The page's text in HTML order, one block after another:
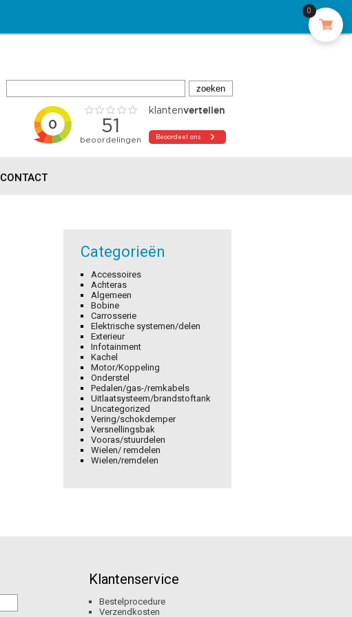
CONTACT
Categorieën
Accessoires
Achteras
Algemeen
Bobine
Carrosserie
Elektrische systemen/delen
Exterieur
Infotainment
Kachel
Motor/Koppeling
Onderstel
Pedalen/gas-/remkabels
Uitlaatsysteem/brandstoftank
Uncategorized
Vering/schokdemper
Versnellingsbak
Vooras/stuurdelen
Wielen/ remdelen
Wielen/remdelen
Klantenservice
Bestelprocedure
Verzendkosten
0